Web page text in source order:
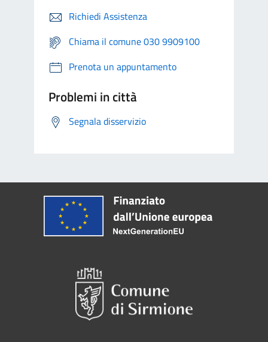
Richiedi Assistenza
Chiama il comune 030 9909100
Prenota un appuntamento
Problemi in città
Segnala disservizio